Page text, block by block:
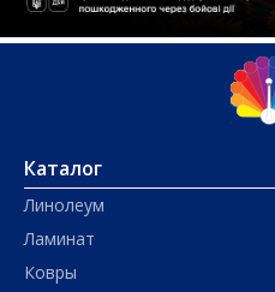
Каталог
Линолеум
Ламинат
Ковры